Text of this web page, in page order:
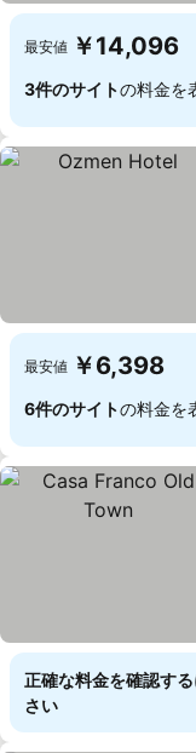
最安値 ￥14,096
3件のサイトの料金を
最安値 ￥6,398
6件のサイトの料金を
正確な料金を確認す
さい